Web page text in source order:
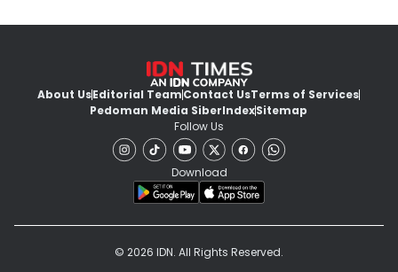
About UsEditorial TeamContact UsTerms of Services
Pedoman Media SiberIndexSitemap
Follow Us
Download
© 2026 IDN. All Rights Reserved.